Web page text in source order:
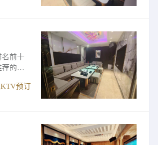
名前十
的这
预订